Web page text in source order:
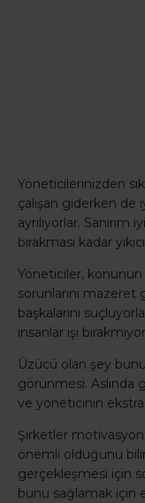
Yöneticilerinizden
çalışan giderken de
ayrılıyorlar.
bırakması kadar
Yöneticiler,
sorunlarını
başkalarını
insanlar işi
Üzücü olan şey
görünmesi. Aslında
ve yöneticinin
Şirketler motivasyon
önemli olduğunu
gerçekleşmesi için
bunu sağlamak için